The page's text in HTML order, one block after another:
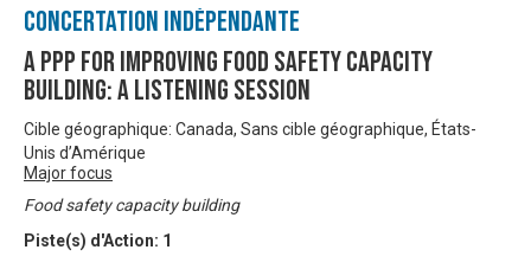
Concertation Indépendante
A PPP for Improving Food Safety Capacity
Building: A Listening Session
Cible géographique: Canada, Sans cible géographique, États-
Unis d’Amérique
Major focus
Food safety capacity building
Piste(s) d'Action: 1